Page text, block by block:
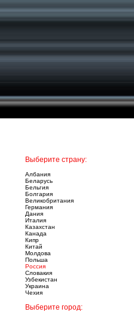
Выберите страну:
Албания
Беларусь
Бельгия
Болгария
Великобритания
Германия
Дания
Италия
Казахстан
Канада
Кипр
Китай
Молдова
Польша
Россия
Словакия
Узбекистан
Украина
Чехия
Выберите город: